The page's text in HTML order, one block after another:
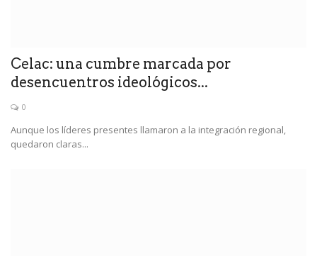
Celac: una cumbre marcada por
desencuentros ideológicos...
0
Aunque los líderes presentes llamaron a la integración regional,
quedaron claras...